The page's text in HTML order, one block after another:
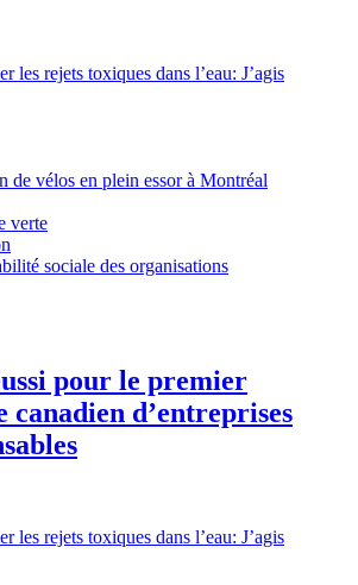
les rejets toxiques dans l’eau: J’agis
de vélos en plein essor à Montréal
verte
sociale des organisations
pour le premier
d’entreprises
les rejets toxiques dans l’eau: J’agis